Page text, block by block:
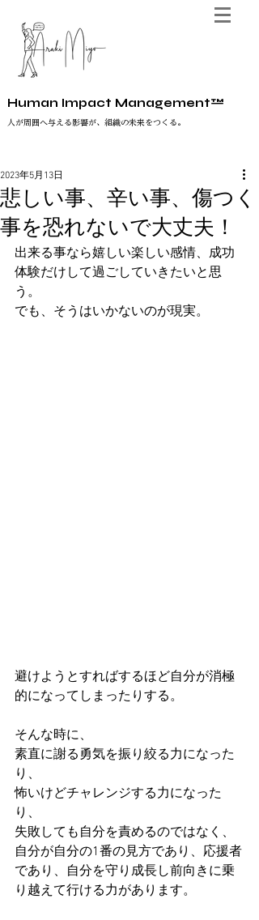
Human Impact Management™
人が周囲へ与える影響が、組織の未来をつくる。
悲しい事、辛い事、傷つく
事を恐れないで大丈夫！
2023年5月13日
出来る事なら嬉しい楽しい感情、成功
体験だけして過ごしていきたいと思
う。
でも、そうはいかないのが現実。
避けようとすればするほど自分が消極
的になってしまったりする。
そんな時に、
素直に謝る勇気を振り絞る力になった
り、
怖いけどチャレンジする力になった
り、
失敗しても自分を責めるのではなく、
自分が自分の1番の見方であり、応援者
であり、自分を守り成長し前向きに乗
り越えて行ける力があります。